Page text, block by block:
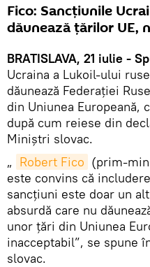
Fico: Sancțiunile
dăunează țărilor UE,
BRATISLAVA, 21 iulie -
Ucraina a Lukoil-ului
dăunează Federației
din Uniunea Europeană,
după cum reiese din
Miniștri slovac.
„ Robert Fico (prim-
este convins că
sancțiuni este doar un
absurdă care nu
unor țări din Uniunea
inacceptabil”, se spune
slovac.